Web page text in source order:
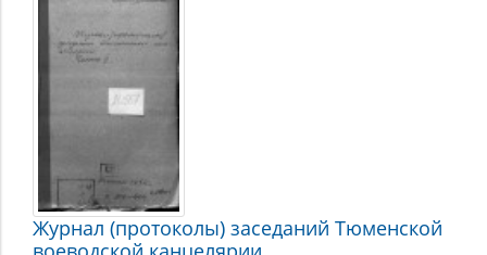
Журнал (протоколы) заседаний Тюменской